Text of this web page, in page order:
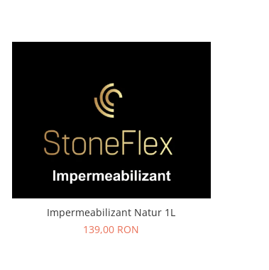
Impermeabilizant Natur 1L
139,00 RON